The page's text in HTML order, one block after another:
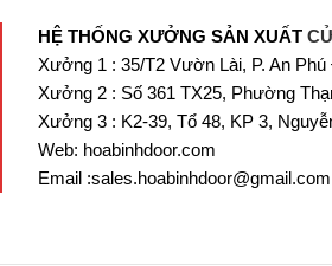
HỆ THỐNG XƯỞNG SẢN XUẤT
Xưởng 1 : 35/T2 Vườn Lài, P. An
Xưởng 2 : Số 361 TX25, Phường
Xưởng 3 : K2-39, Tổ 48, KP 3,
Web: hoabinhdoor.com
Email :sales.hoabinhdoor@gmail.com